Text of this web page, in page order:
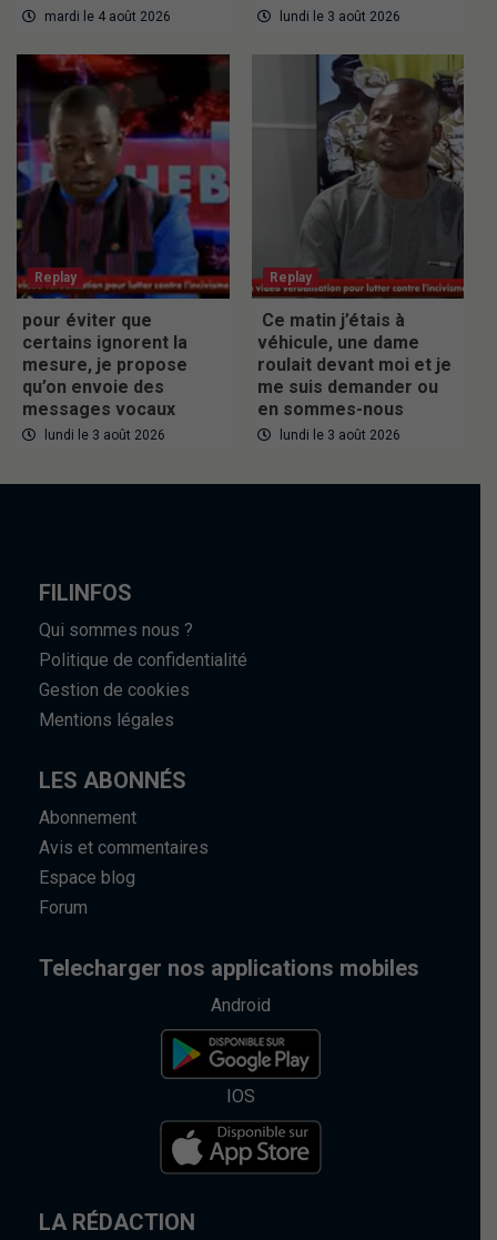
mardi le 4 août 2026 lundi le 3 août 2026
Replay
pour éviter que
certains ignorent la
mesure, je propose
qu’on envoie des
messages vocaux
lundi le 3 août 2026
Replay
Ce matin j’étais à
véhicule, une dame
roulait devant moi et je
me suis demander ou
en sommes-nous
lundi le 3 août 2026
FILINFOS
Qui sommes nous ?
Politique de confidentialité
Gestion de cookies
Mentions légales
LES ABONNÉS
Abonnement
Avis et commentaires
Espace blog
Forum
Telecharger nos applications mobiles
Android
IOS
LA RÉDACTION